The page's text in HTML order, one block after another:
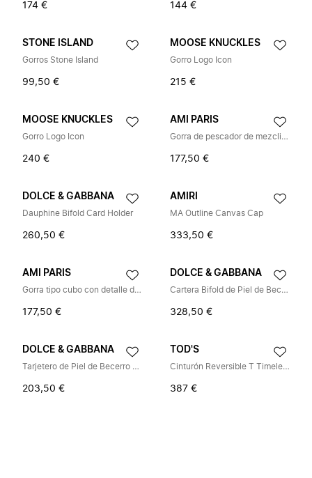
174 € 144 €
STONE ISLAND
Gorros Stone Island
99,50 €
MOOSE KNUCKLES
Gorro Logo Icon
215 €
MOOSE KNUCKLES
Gorro Logo Icon
240 €
AMI PARIS
Gorra de pescador de mezclilla
177,50 €
DOLCE & GABBANA
Dauphine Bifold Card Holder
260,50 €
AMIRI
MA Outline Canvas Cap
333,50 €
AMI PARIS
Gorra tipo cubo con detalle de etiqueta vaquera
177,50 €
DOLCE & GABBANA
Cartera Bifold de Piel de Becerro con Etiqueta de Logo
328,50 €
DOLCE & GABBANA
Tarjetero de Piel de Becerro con Placa de Marca
203,50 €
TOD'S
Cinturón Reversible T Timeless
387 €